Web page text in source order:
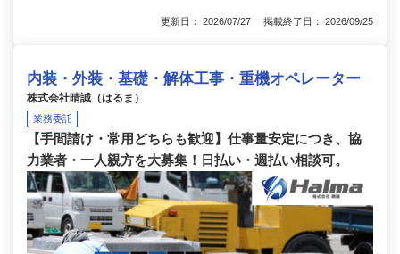
更新日： 2026/07/27 掲載終了日： 2026/09/25
内装・外装・基礎・解体工事・重機オペレーター
株式会社晴誠（はるま）
業務委託
【手間請け・常用どちらも歓迎】仕事量安定につき、協
力業者・一人親方を大募集！日払い・週払い相談可。